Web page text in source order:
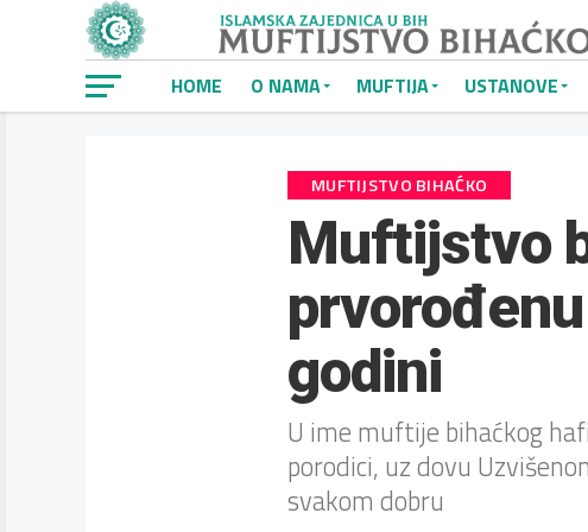
HOME O NAMA MUFTIJA USTANOVE
MUFTIJSTVO BIHAĆKO
Muftijstvo
godini
U ime muftije bihaćkog
porodici, uz dovu
svakom dobru